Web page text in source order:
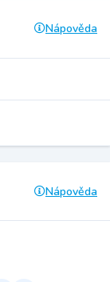
Nápověda
Nápověda